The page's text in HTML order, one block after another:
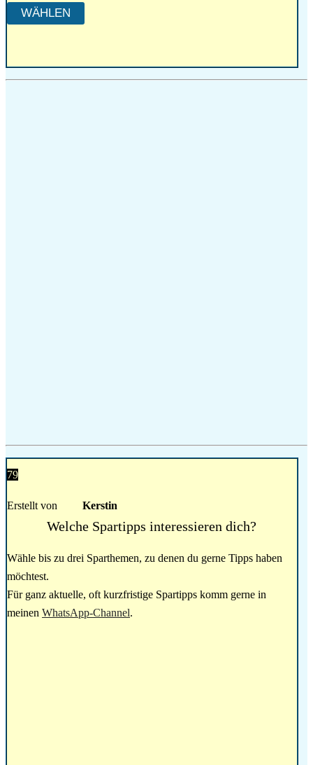
79
Erstellt von Kerstin
Welche Spartipps interessieren dich?
Wähle bis zu drei Sparthemen, zu denen du gerne Tipps haben
möchtest.
Für ganz aktuelle, oft kurzfristige Spartipps komm gerne in
meinen WhatsApp-Channel.